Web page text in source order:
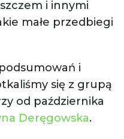
i innymi
małe przedbiegi
i
się z grupą
od października
Deręgowska.